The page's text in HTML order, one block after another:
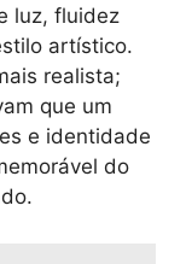
luz, fluidez
artístico.
realista;
que um
e identidade
do